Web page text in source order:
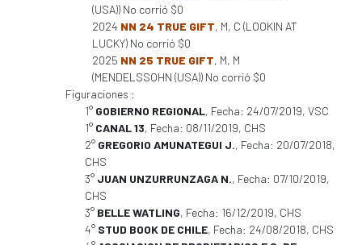
(USA)) No corrió $0
2024 NN 24 TRUE GIFT, M, C (LOOKIN AT
LUCKY) No corrió $0
2025 NN 25 TRUE GIFT, M, M
(MENDELSSOHN (USA)) No corrió $0
Figuraciones :
1° GOBIERNO REGIONAL, Fecha: 24/07/2019, VSC
1° CANAL 13, Fecha: 08/11/2019, CHS
2° GREGORIO AMUNATEGUI J., Fecha: 20/07/2018,
CHS
3° JUAN UNZURRUNZAGA N., Fecha: 07/10/2019,
CHS
3° BELLE WATLING, Fecha: 16/12/2019, CHS
4° STUD BOOK DE CHILE, Fecha: 24/08/2018, CHS